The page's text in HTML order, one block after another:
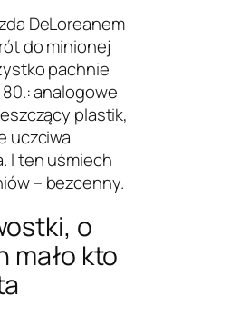
DeLoreanem
do minionej
pachnie
analogowe
plastik,
uczciwa
I ten uśmiech
– bezcenny.
o
mało kto